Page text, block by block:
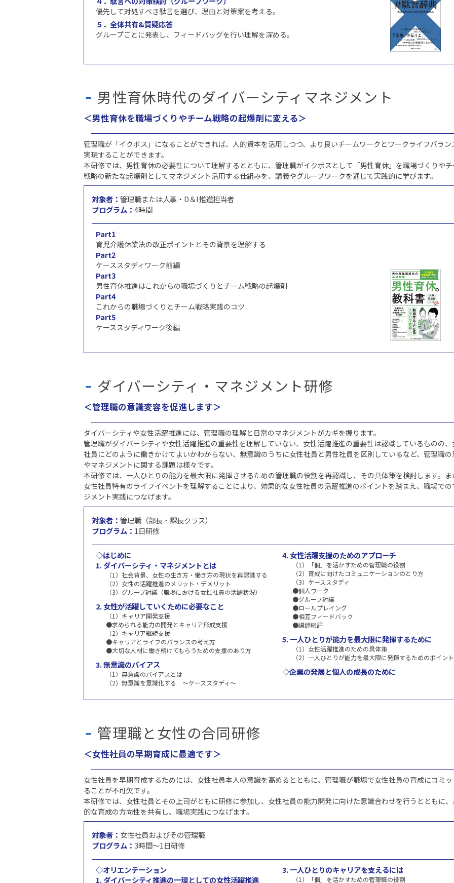
優先して対処すべき駄言を選び、理由と対策案を考える。
５．全体共有&質疑応答
グループごとに発表し、フィードバッグを行い理解を深める。
男性育休時代のダイバーシティマネジメント
＜男性育休を職場づくりやチーム戦略の起爆剤に変える＞
管理職が「イクボス」になることができれば、人的資本を活用しつつ、より良いチームワークとワークライフバラン
実現することができます。
本研修では、男性育休の必要性について理解するとともに、管理職がイクボスとして「男性育休」を職場づくりやチ
戦略の新たな起爆剤としてマネジメント活用する仕組みを、講義やグループワークを通じて実践的に学びます。
対象者： 管理職または人事・D＆I推進担当者
プログラム： 4時間
Part1
育児介護休業法の改正ポイントとその背景を理解する
Part2
ケーススタディワーク前編
Part3
男性育休推進はこれからの職場づくりとチーム戦略の起爆剤
Part4
これからの職場づくりとチーム戦略実践のコツ
Part5
ケーススタディワーク後編
ダイバーシティ・マネジメント研修
＜管理職の意識変容を促進します＞
ダイバーシティや女性活躍推進には、管理職の理解と日常のマネジメントがカギを握ります。
管理職がダイバーシティや女性活躍推進の重要性を理解していない、女性活躍推進の重要性は認識しているものの、
社員にどのように働きかけてよいかわからない、無意識のうちに女性社員と男性社員を区別しているなど、管理職の
やマネジメントに関する課題は様々です。
本研修では、一人ひとりの能力を最大限に発揮させるための管理職の役割を再認識し、その具体策を検討します。ま
女性社員特有のライフイベントを理解することにより、効果的な女性社員の活躍推進のポイントを踏まえ、職場での
ジメント実践につなげます。
対象者： 管理職（部長・課長クラス）
プログラム： 1日研修
◇はじめに
1. ダイバーシティ・マネジメントとは
（1）社会背景、女性の生き方・働き方の現状を再認識する
（2）女性の活躍推進のメリット・デメリット
（3）グループ討議（職場における女性社員の活躍状況）
2. 女性が活躍していくために必要なこと
（1）キャリア開発支援
●求められる能力の開発とキャリア形成支援
（2）キャリア継続支援
●キャリアとライフのバランスの考え方
●大切な人材に働き続けてもらうための支援のあり方
3. 無意識のバイアス
（1）無意識のバイアスとは
（2）無意識を意識化する ～ケーススタディ～
4. 女性活躍支援のためのアプローチ
（1）「個」を活かすための管理職の役割
（2）育成に向けたコミュニケーションのとり方
（3）ケーススタディ
●個人ワーク
●グループ討議
●ロールプレイング
●相互フィードバック
●講師総評
5. 一人ひとりが能力を最大限に発揮するために
（1）女性活躍推進のための具体策
（2）一人ひとりが能力を最大限に発揮するためのポイント
◇企業の発展と個人の成長のために
管理職と女性の合同研修
＜女性社員の早期育成に最適です＞
女性社員を早期育成するためには、女性社員本人の意識を高めるとともに、管理職が職場で女性社員の育成にコミッ
ることが不可欠です。
本研修では、女性社員とその上司がともに研修に参加し、女性社員の能力開発に向けた意識合わせを行うとともに
的な育成の方向性を共有し、職場実践につなげます。
対象者： 女性社員およびその管理職
プログラム： 3時間～1日研修
◇オリエンテーション
1. ダイバーシティ推進の一環としての女性活躍推進
3. 一人ひとりのキャリアを支えるには
（1）「個」を活かすための管理職の役割